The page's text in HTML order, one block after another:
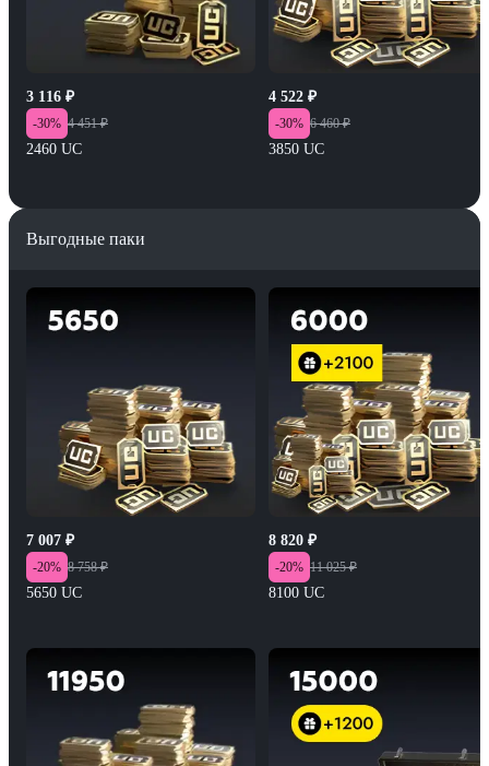
3 116 ₽
-30% 4 451 ₽
2460 UC
4 522 ₽
-30% 6 460 ₽
3850 UC
Выгодные паки
7 007 ₽
-20% 8 758 ₽
5650 UC
8 820 ₽
-20% 11 025 ₽
8100 UC